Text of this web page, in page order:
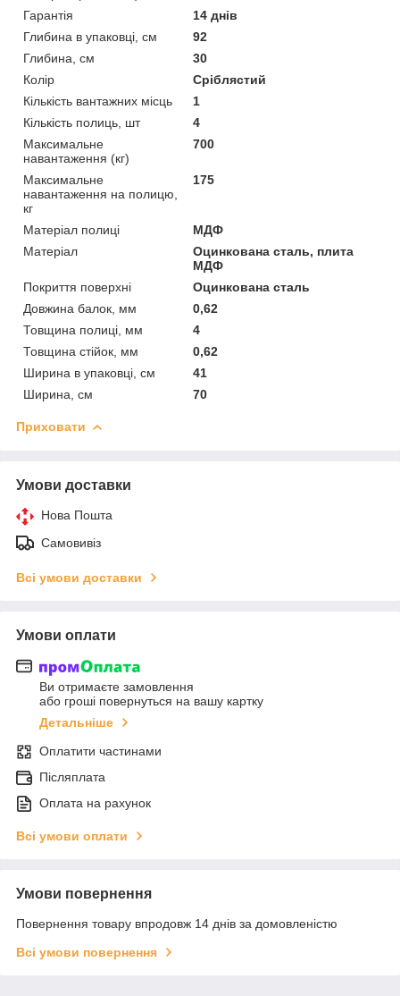
Гарантія
14 днів
Глибина в упаковці, см
92
Глибина, см
30
Колір
Сріблястий
Кількість вантажних місць
1
Кількість полиць, шт
4
Максимальне
навантаження (кг)
700
Максимальне
навантаження на полицю,
кг
175
Матеріал полиці
МДФ
Матеріал
Оцинкована сталь, плита
МДФ
Покриття поверхні
Оцинкована сталь
Довжина балок, мм
0,62
Товщина полиці, мм
4
Товщина стійок, мм
0,62
Ширина в упаковці, см
41
Ширина, см
70
Приховати
Умови доставки
Нова Пошта
Самовивіз
Всі умови доставки
Умови оплати
Ви отримаєте замовлення
або гроші повернуться на вашу картку
Детальніше
Оплатити частинами
Післяплата
Оплата на рахунок
Всі умови оплати
Умови повернення
Повернення товару впродовж 14 днів за домовленістю
Всі умови повернення